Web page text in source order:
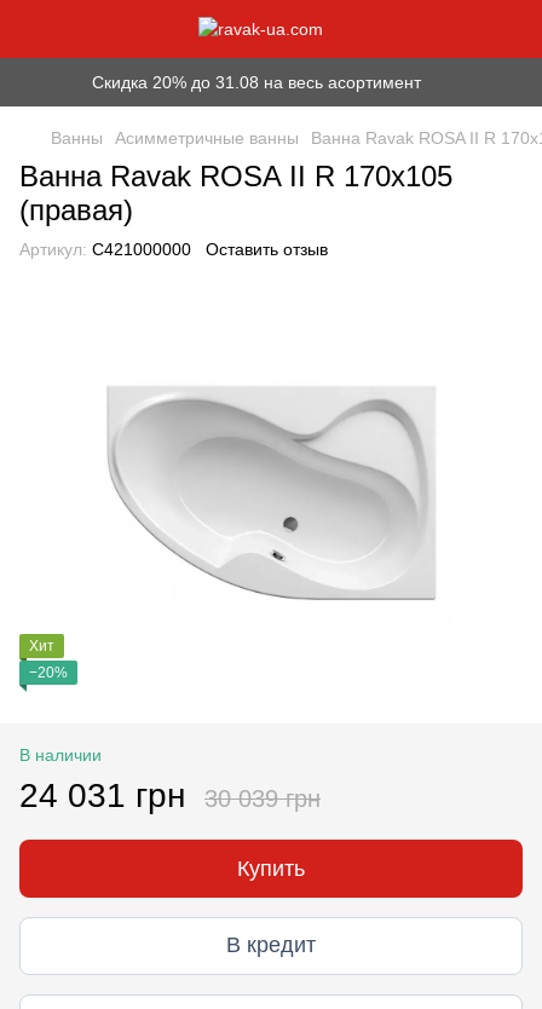
Скидка 20% до 31.08 на весь асортимент
Ванны Асимметричные ванны Ванна Ravak ROSA II R
Ванна Ravak ROSA II R 170х105
(правая)
Артикул: C421000000 Оставить отзыв
Хит
−20%
В наличии
24 031 грн 30 039 грн
Купить
В кредит